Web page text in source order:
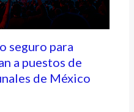
seguro para
a puestos de
de México